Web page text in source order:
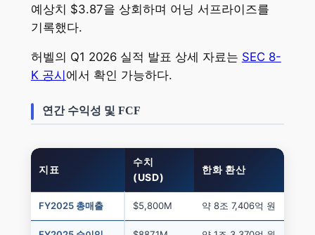
예상치 $3.87을 상회하며 어닝 서프라이즈를
기록했다.
허벨의 Q1 2026 실적 발표 상세 자료는 SEC 8-
K 공시 에서 확인 가능하다.
연간 수익성 및 FCF
지표
수치
(USD)
한화 환산
FY2025 총매출 $5,800M 약 8조 7,406억 원